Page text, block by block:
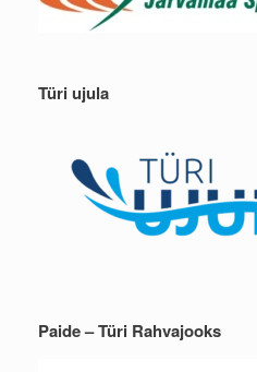
Türi ujula
Paide – Türi Rahvajooks